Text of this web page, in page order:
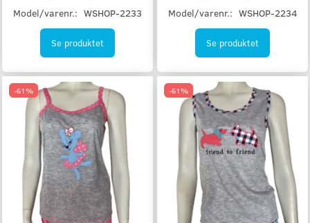
Model/varenr.: WSHOP-2233
Se produktet
Model/varenr.: WSHOP-2234
Se produktet
-61% -61%